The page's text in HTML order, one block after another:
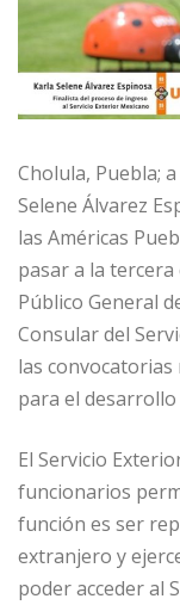
Cholula, Puebla;
Selene Álvarez
las Américas
pasar a la
Público General
Consular del
las
para el
El Servicio
funcionarios
función es ser
extranjero y
poder acceder al